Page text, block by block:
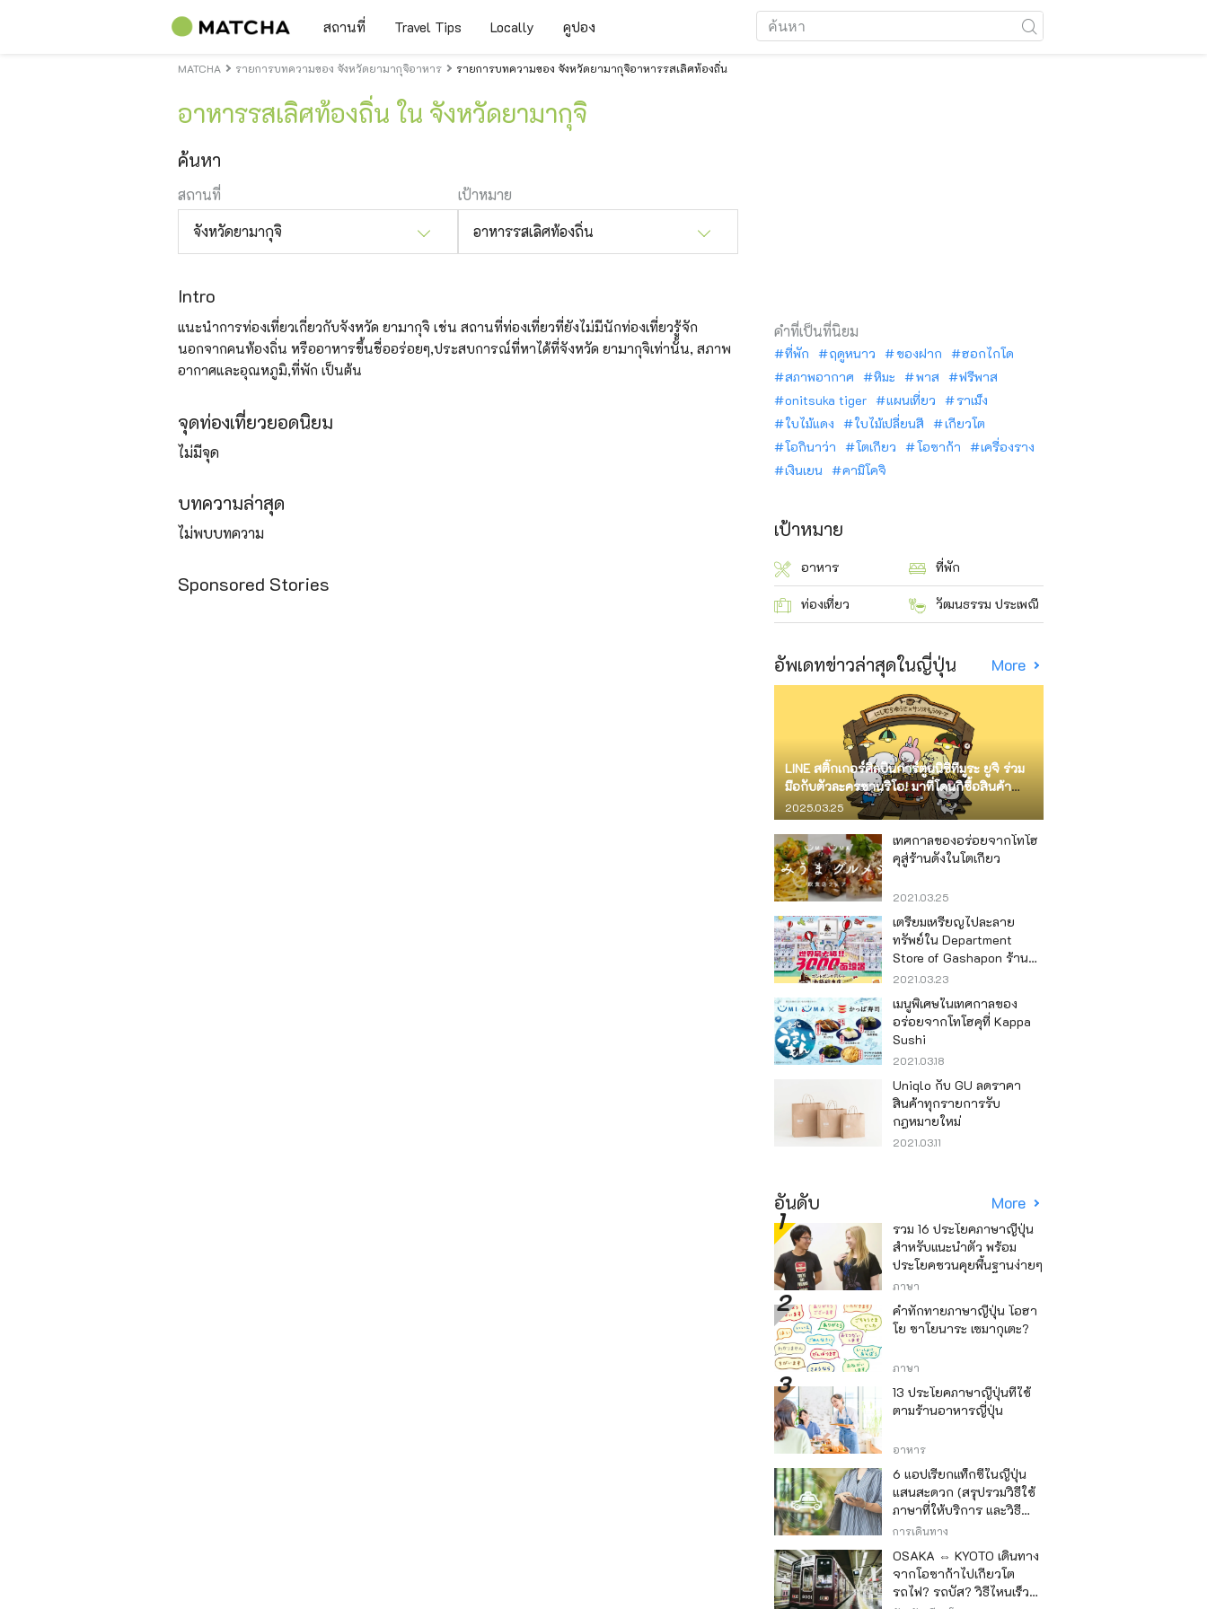
สถานที่ Travel Tips Locally คูปอง
MATCHA รายการบทความของ จังหวัดยามากุจิอาหาร รายการบทความของ จังหวัดยามากุจิอาหารรสเลิศท้องถิ่น
อาหารรสเลิศท้องถิ่น ใน จังหวัดยามากุจิ
ค้นหา
สถานที่
จังหวัดยามากุจิ
เป้าหมาย
อาหารรสเลิศท้องถิ่น
Intro
แนะนำการท่องเที่ยวเกี่ยวกับจังหวัด ยามากุจิ เช่น สถานที่ท่องเที่ยวที่ยังไม่มีนักท่องเที่ยวรู้จัก
นอกจากคนท้องถิ่น หรืออาหารขึ้นชื่ออร่อยๆ,ประสบการณ์ที่หาได้ที่จังหวัด ยามากุจิเท่านั้น, สภาพ
อากาศและอุณหภูมิ,ที่พัก เป็นต้น
จุดท่องเที่ยวยอดนิยม
ไม่มีจุด
บทความล่าสุด
ไม่พบบทความ
Sponsored Stories
คำที่เป็นที่นิยม
ที่พัก ฤดูหนาว ของฝาก
ฮอกไกโด
สภาพอากาศ
หิมะ พาส
ฟรีพาส
onitsuka tiger
แผนเที่ยว
ราเม็ง
ใบไม้แดง
ใบไม้เปลี่ยนสี
เกียวโต
โอกินาว่า
โตเกียว โอซาก้า
เครื่องราง
เงินเยน
คามิโคจิ
เป้าหมาย
อาหาร ที่พัก
ท่องเที่ยว วัฒนธรรม ประเพณี
อัพเดทข่าวล่าสุดในญี่ปุ่น More
LINE สติ๊กเกอร์ศิลปินการ์ตูนนิชิทีมูระ ยูจิ ร่วม
มือกับตัวละครซานริโอ! มาที่โดนกิซื้อสินค้า
จำกัด
2025.03.25
เทศกาลของอร่อยจากโทโฮ
คุสู่ร้านดังในโตเกียว
2021.03.25
เตรียมเหรียญไปละลาย
ทรัพย์ใน Department
Store of Gashapon ร้านที่มี
เครื่องกาชาปองเยอะที่สุดใน
โลก อิเคะบุคุโระ
2021.03.23
เมนูพิเศษในเทศกาลของ
อร่อยจากโทโฮคุที่ Kappa
Sushi
2021.03.18
Uniqlo กับ GU ลดราคา
สินค้าทุกรายการรับ
กฎหมายใหม่
2021.03.11
อันดับ More
รวม 16 ประโยคภาษาญี่ปุ่น
สำหรับแนะนำตัว พร้อม
ประโยคชวนคุยพื้นฐานง่ายๆ
ภาษา
คำทักทายภาษาญี่ปุ่น โอฮา
โย ซาโยนาระ เซมากุเตะ?
ภาษา
13 ประโยคภาษาญี่ปุ่นที่ใช้
ตามร้านอาหารญี่ปุ่น
อาหาร
6 แอปเรียกแท็กซี่ในญี่ปุ่น
แสนสะดวก (สรุปรวมวิธีใช้
ภาษาที่ให้บริการ และวิธี
ชำระเงิน)
การเดินทาง
OSAKA ⇔ KYOTO เดินทาง
จากโอซาก้าไปเกียวโต
รถไฟ? รถบัส? วิธีไหนเร็ว